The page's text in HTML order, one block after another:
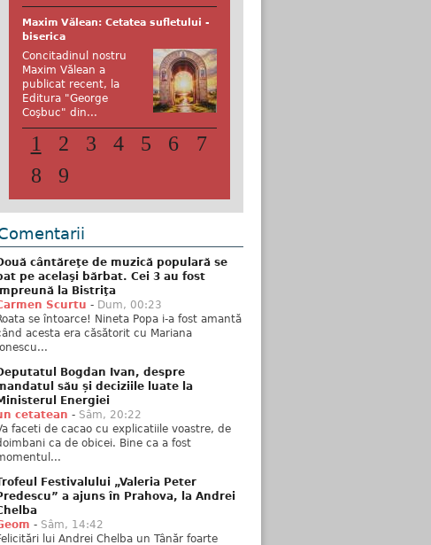
Maxim Vălean: Cetatea sufletului -
biserica
Concitadinul nostru
Maxim Vălean a
publicat recent, la
Editura "George
Coşbuc" din...
1 2 3 4 5 6
7
8
9
cântăreţe de muzică populară se
pe acelaşi bărbat. Cei 3 au fost
la Bistriţa
Scurtu - Dum, 00:23
se întoarce! Nineta Popa i-a fost amantă
acesta era căsătorit cu Mariana
Ionescu...
Bogdan Ivan, despre
său și deciziile luate la
Energiei
cetatean - Sâm, 20:22
faceti de cacao cu explicatiile voastre, de
ca de obicei. Bine ca a fost
Festivalului „Valeria Peter
a ajuns în Prahova, la Andrei
- Sâm, 14:42
lui Andrei Chelba un Tânăr foarte